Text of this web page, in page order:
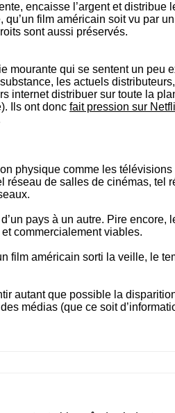
encaisse l’argent et distribue
film américain soit vu par
sont aussi préservés.
mourante qui se sentent un peu
les actuels
internet distribuer sur toute la
Ils ont donc fait pression sur
physique comme les
de salles de cinémas, tel
pays à un autre. Pire encore,
commercialement viables.
film américain sorti la veille, le
autant que possible la
médias (que ce soit